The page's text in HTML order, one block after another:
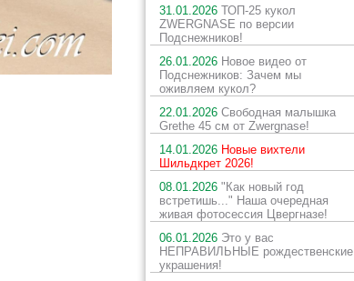
31.01.2026 ТОП-25 кукол
ZWERGNASE по версии
Подснежников!
26.01.2026 Новое видео от
Подснежников: Зачем мы
оживляем кукол?
22.01.2026 Свободная малышка
Grethe 45 см от Zwergnase!
14.01.2026 Новые вихтели
Шильдкрет 2026!
08.01.2026 "Как новый год
встретишь..." Наша очередная
живая фотосессия Цвергназе!
06.01.2026 Это у вас
НЕПРАВИЛЬНЫЕ рождественские
украшения!